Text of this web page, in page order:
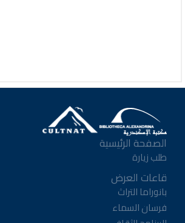
الصفحة الرئيسية
طلب زيارة
قاعات العرض
بانوراما التراث
فرسان السماء